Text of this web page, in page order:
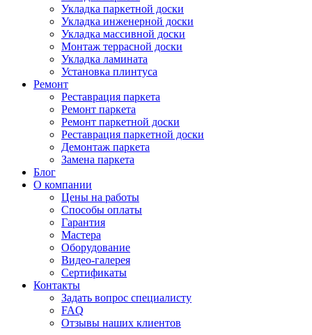
Укладка паркетной доски
Укладка инженерной доски
Укладка массивной доски
Монтаж террасной доски
Укладка ламината
Установка плинтуса
Ремонт
Реставрация паркета
Ремонт паркета
Ремонт паркетной доски
Реставрация паркетной доски
Демонтаж паркета
Замена паркета
Блог
О компании
Цены на работы
Способы оплаты
Гарантия
Мастера
Оборудование
Видео-галерея
Сертификаты
Контакты
Задать вопрос специалисту
FAQ
Отзывы наших клиентов